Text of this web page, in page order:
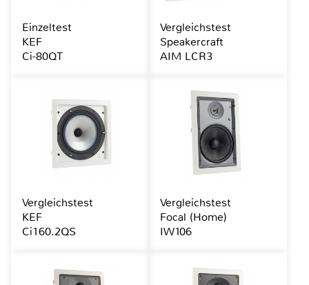
Einzeltest
KEF
Ci-80QT
Vergleichstest
Speakercraft
AIM LCR3
Vergleichstest
KEF
Ci160.2QS
Vergleichstest
Focal (Home)
IW106